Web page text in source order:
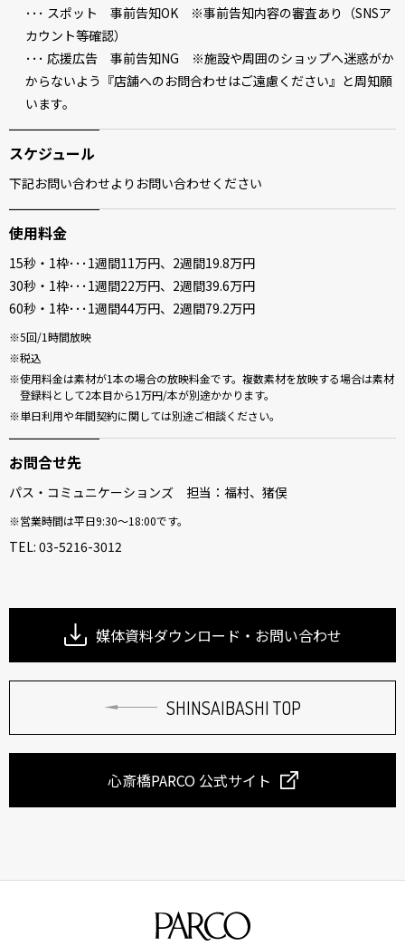
･･･ スポット 事前告知OK ※事前告知内容の審査あり（SNSア
カウント等確認）
･･･ 応援広告 事前告知NG ※施設や周囲のショップへ迷惑がか
からないよう『店舗へのお問合わせはご遠慮ください』と周知願
います。
スケジュール
下記お問い合わせよりお問い合わせください
使用料金
15秒・1枠･･･1週間11万円、2週間19.8万円
30秒・1枠･･･1週間22万円、2週間39.6万円
60秒・1枠･･･1週間44万円、2週間79.2万円
5回/1時間放映
税込
使用料金は素材が1本の場合の放映料金です。複数素材を放映する場合は素材
登録料として2本目から1万円/本が別途かかります。
単日利用や年間契約に関しては別途ご相談ください。
お問合せ先
パス・コミュニケーションズ 担当：福村、猪俣
営業時間は平日9:30～18:00です。
TEL: 03-5216-3012
媒体資料ダウンロード・お問い合わせ
SHINSAIBASHI TOP
心斎橋PARCO 公式サイト